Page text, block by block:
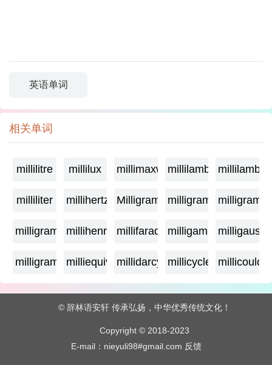
英语单词
相关单词
millilitre millilux millimaxwellmillilambda
milliliter millihertz Milligramagemilligrame
milligrammemillihenry millifarad milligammamilligauss
milligram milliequivalentmillidarcy millicycle
© 辞林语安轩 传承弘扬，中华优秀传统文化！
Copyright © 2018-2023
E-mail：nieyuli98#gmail.com 反馈